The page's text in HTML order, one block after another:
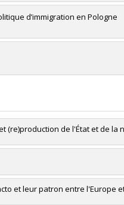
d’immigration en Pologne
de l'État et de la
du Canada
Savoir
et leur patron entre l'Europe